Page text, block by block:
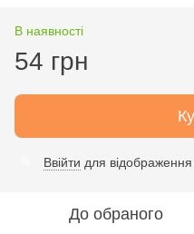
В наявності
54 грн
Ввійти для відображення
До обраного